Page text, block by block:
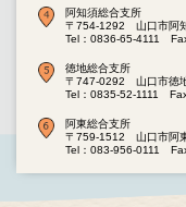
阿知須総合支所
〒754-1292 山口市阿
Tel：0836-65-4111
徳地総合支所
〒747-0292 山口市徳
Tel：0835-52-1111
阿東総合支所
〒759-1512 山口市阿
Tel：083-956-0111